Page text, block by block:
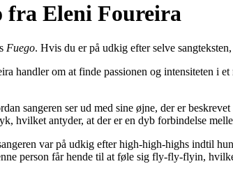
fra Eleni Foureira
Fuego. Hvis du er på udkig efter selve
handler om at finde passionen og intensiteten
sangeren ser ud med sine øjne, der er
hvilket antyder, at der er en dyb forbindelse
var på udkig efter high-high-highs indtil
person får hende til at føle sig fly-fly-flyin,